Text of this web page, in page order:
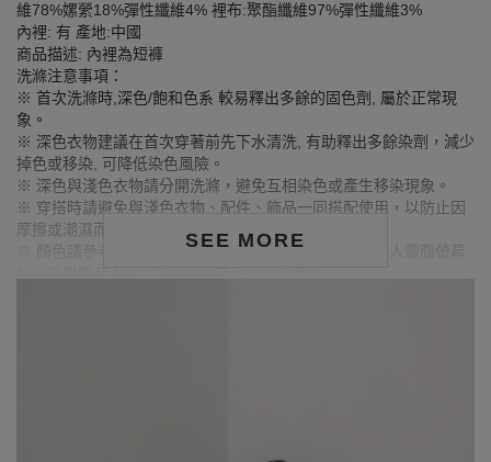
SEE MORE
維78%嫘縈18%彈性纖維4% 裡布:聚酯纖維97%彈性纖維3%
內裡: 有 產地:中國
商品描述: 內裡為短褲
洗滌注意事項：
※ 首次洗滌時,深色/飽和色系 較易釋出多餘的固色劑, 屬於正常現
象。
※ 深色衣物建議在首次穿著前先下水清洗, 有助釋出多餘染劑，減少
掉色或移染, 可降低染色風險。
※ 深色與淺色衣物請分開洗滌，避免互相染色或產生移染現象。
※ 穿搭時請避免與淺色衣物、配件、飾品一同搭配使用，以防止因
摩擦或潮濕而導致染色。
※ 顏色請參考單品圖片較為接近，但因圖檔顏色會因個人電腦螢幕